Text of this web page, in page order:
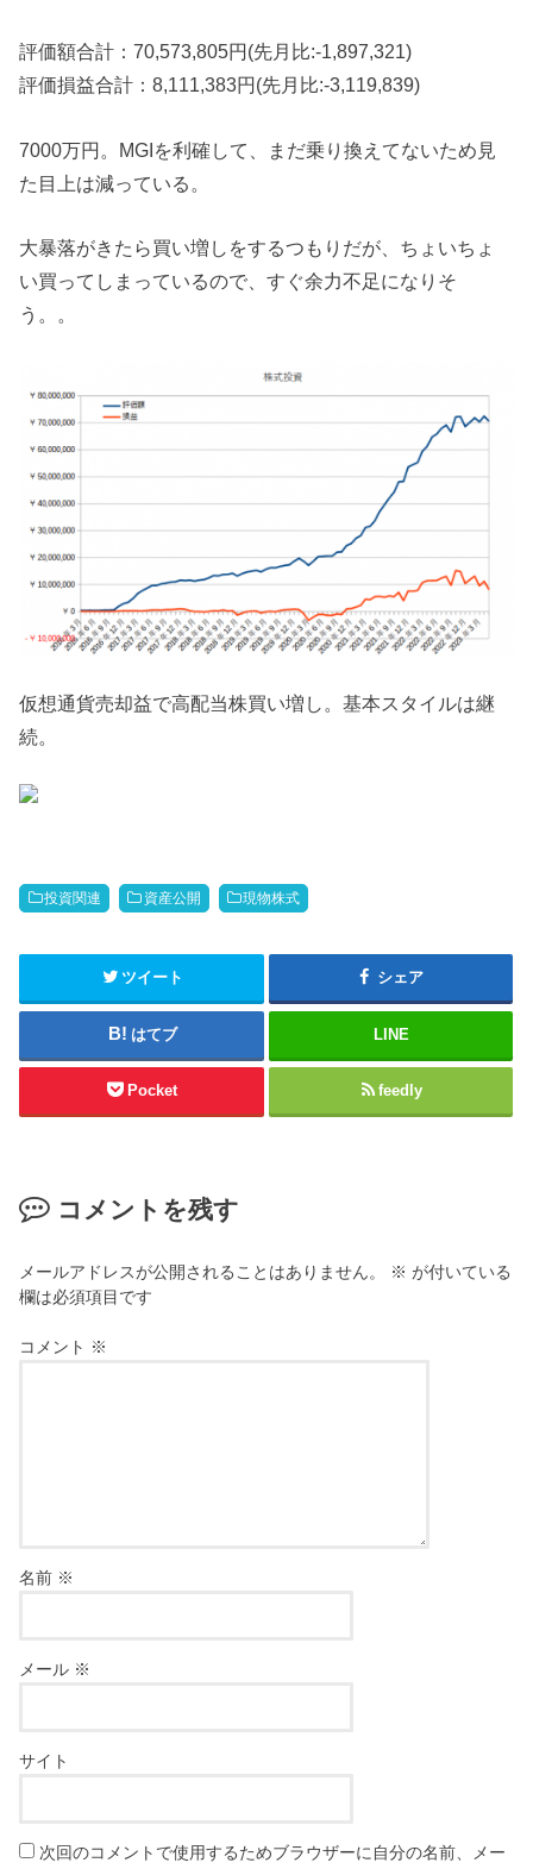
評価額合計：70,573,805円(先月比:-1,897,321)
評価損益合計：8,111,383円(先月比:-3,119,839)
7000万円。MGIを利確して、まだ乗り換えてないため見
た目上は減っている。
大暴落がきたら買い増しをするつもりだが、ちょいちょ
い買ってしまっているので、すぐ余力不足になりそ
う。。
仮想通貨売却益で高配当株買い増し。基本スタイルは継
続。
投資関連 資産公開 現物株式
ツイート シェア
はてブ LINE
Pocket feedly
コメントを残す
メールアドレスが公開されることはありません。 ※ が付いている
欄は必須項目です
コメント ※
名前 ※
メール ※
サイト
次回のコメントで使用するためブラウザーに自分の名前、メー